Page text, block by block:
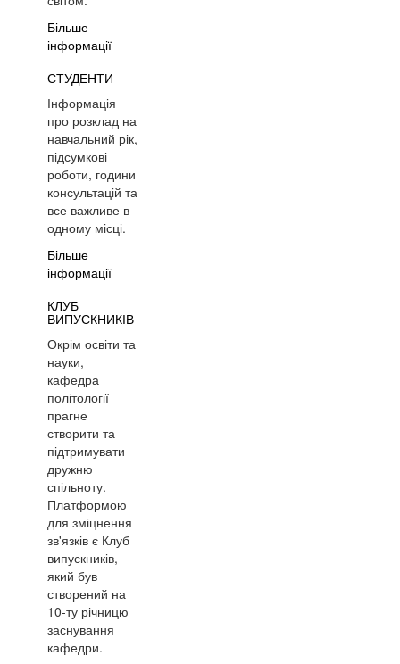
Більше
інформації
СТУДЕНТИ
Інформація
про розклад на
навчальний рік,
підсумкові
роботи, години
консультацій та
все важливе в
одному місці.
Більше
інформації
КЛУБ
ВИПУСКНИКІВ
Окрім освіти та
науки,
кафедра
політології
прагне
створити та
підтримувати
дружню
спільноту.
Платформою
для зміцнення
зв'язків є Клуб
випускників,
який був
створений на
10-ту річницю
заснування
кафедри.